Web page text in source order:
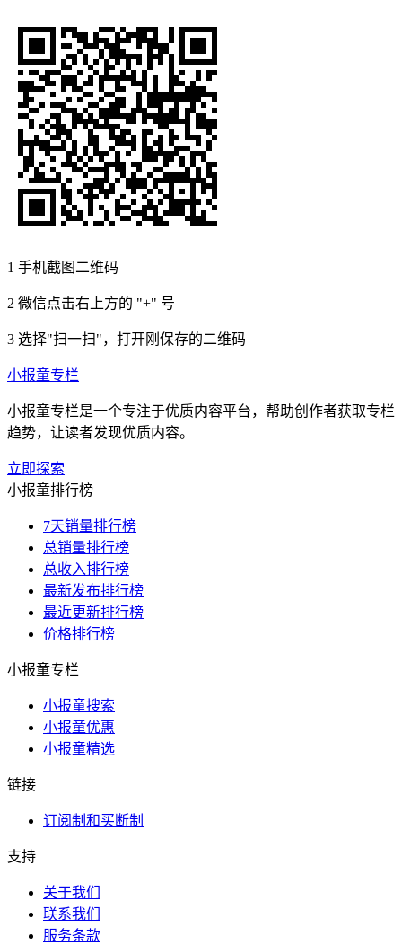
1 手机截图二维码
2 微信点击右上方的 "+" 号
3 选择"扫一扫"，打开刚保存的二维码
小报童专栏
小报童专栏是一个专注于优质内容平台，帮助创作者获取专栏
趋势，让读者发现优质内容。
立即探索
小报童排行榜
7天销量排行榜
总销量排行榜
总收入排行榜
最新发布排行榜
最近更新排行榜
价格排行榜
小报童专栏
小报童搜索
小报童优惠
小报童精选
链接
订阅制和买断制
支持
关于我们
联系我们
服务条款